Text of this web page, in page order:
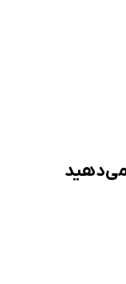
می‌دهید